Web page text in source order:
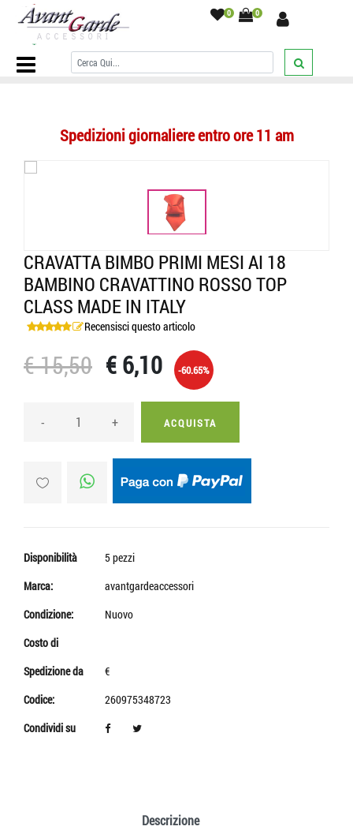
0 0
Home Page/BAMBINO/CRAVATTE/Tinta unita/Cravatta bimbo
primi mesi ai 18 bambino cravattino rosso top class made in Italy
Spedizioni giornaliere entro ore 11 am
CRAVATTA BIMBO PRIMI MESI AI 18
BAMBINO CRAVATTINO ROSSO TOP
CLASS MADE IN ITALY
Recensisci questo articolo
€ 15,50 € 6,10 -60.65%
- + ACQUISTA
Disponibilità
5 pezzi
Marca:
avantgardeaccessori
Condizione:
Nuovo
Costo di
Spedizione da
€
Codice:
260975348723
Condividi su
Descrizione